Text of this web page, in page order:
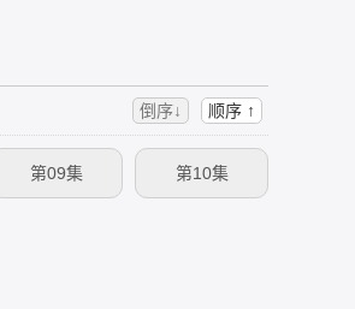
倒序↓ 顺序 ↑
第09集 第10集